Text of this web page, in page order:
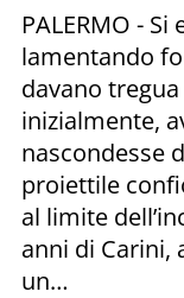
PALERMO -
lamentando
davano
inizialmente,
nascondesse
proiettile
al limite
anni di Carini,
un…